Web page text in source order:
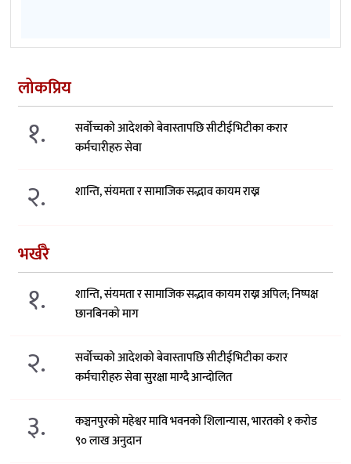
लोकप्रिय
१.
सर्वोच्चको आदेशको बेवास्तापछि सीटीईभिटीका करार
कर्मचारीहरु सेवा
२. शान्ति, संयमता र सामाजिक सद्भाव कायम राख्न
भर्खरै
१.
शान्ति, संयमता र सामाजिक सद्भाव कायम राख्न अपिल; निष्पक्ष
छानबिनको माग
२.
सर्वोच्चको आदेशको बेवास्तापछि सीटीईभिटीका करार
कर्मचारीहरु सेवा सुरक्षा माग्दै आन्दोलित
३.
कञ्चनपुरको महेश्वर मावि भवनको शिलान्यास, भारतको १ करोड
९० लाख अनुदान